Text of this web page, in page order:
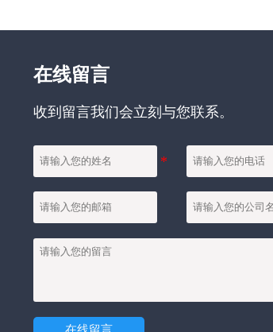
在线留言
收到留言我们会立刻与您联系。